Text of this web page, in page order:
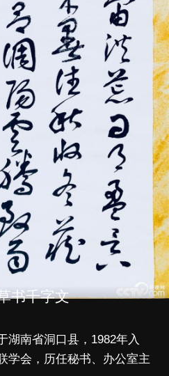
书千字文
湖南省洞口县，1982年入
学会，历任秘书、办公室主